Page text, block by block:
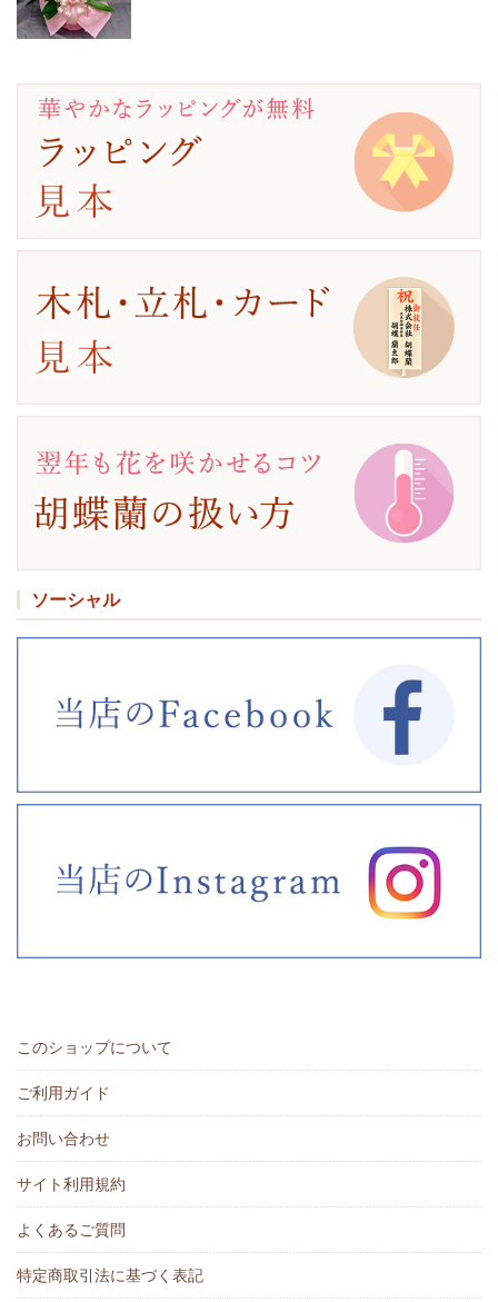
ソーシャル
このショップについて
ご利用ガイド
お問い合わせ
サイト利用規約
よくあるご質問
特定商取引法に基づく表記